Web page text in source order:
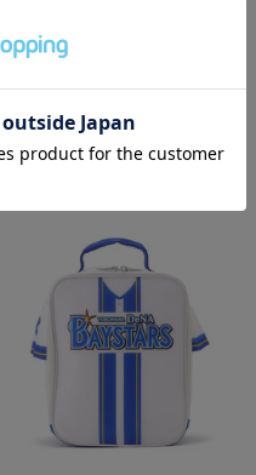
マスコットメッシュ化粧ポーチ/イエ